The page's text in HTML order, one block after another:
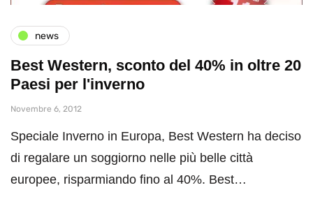
news
Best Western, sconto del 40% in oltre 20
Paesi per l'inverno
Novembre 6, 2012
Speciale Inverno in Europa, Best Western ha deciso
di regalare un soggiorno nelle più belle città
europee, risparmiando fino al 40%. Best…